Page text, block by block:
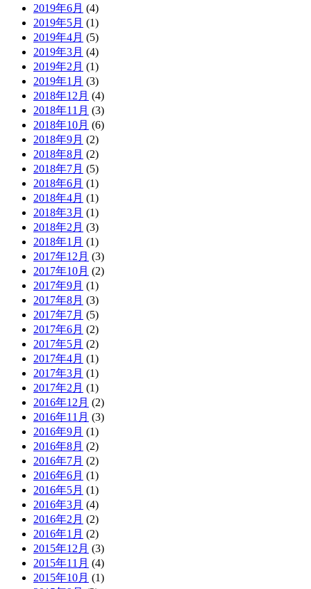
2019年6月 (4)
2019年5月 (1)
2019年4月 (5)
2019年3月 (4)
2019年2月 (1)
2019年1月 (3)
2018年12月 (4)
2018年11月 (3)
2018年10月 (6)
2018年9月 (2)
2018年8月 (2)
2018年7月 (5)
2018年6月 (1)
2018年4月 (1)
2018年3月 (1)
2018年2月 (3)
2018年1月 (1)
2017年12月 (3)
2017年10月 (2)
2017年9月 (1)
2017年8月 (3)
2017年7月 (5)
2017年6月 (2)
2017年5月 (2)
2017年4月 (1)
2017年3月 (1)
2017年2月 (1)
2016年12月 (2)
2016年11月 (3)
2016年9月 (1)
2016年8月 (2)
2016年7月 (2)
2016年6月 (1)
2016年5月 (1)
2016年3月 (4)
2016年2月 (2)
2016年1月 (2)
2015年12月 (3)
2015年11月 (4)
2015年10月 (1)